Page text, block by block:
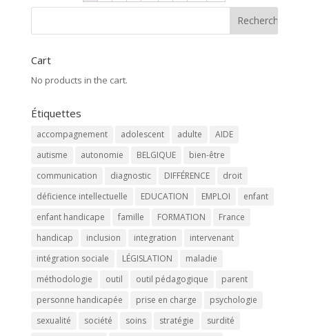
Cart
No products in the cart.
Étiquettes
accompagnement adolescent adulte
AIDE
autisme
autonomie BELGIQUE
bien-être
communication
diagnostic DIFFÉRENCE
droit
déficience intellectuelle
EDUCATION EMPLOI
enfant
enfant handicape
famille FORMATION
France
handicap
inclusion integration
intervenant
intégration sociale
LÉGISLATION
maladie
méthodologie
outil outil pédagogique
parent
personne handicapée
prise en charge
psychologie
sexualité
société soins stratégie
surdité